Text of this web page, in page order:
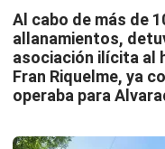
Al cabo de más de
allanamientos,
asociación ilícita al
Fran Riquelme, ya
operaba para